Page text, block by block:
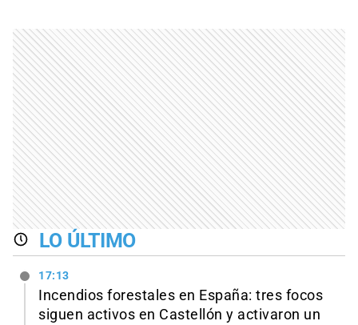
LO ÚLTIMO
17:13
Incendios forestales en España: tres focos
siguen activos en Castellón y activaron un